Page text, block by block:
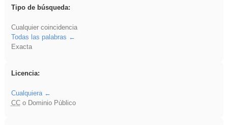
Tipo de búsqueda:
Cualquier coincidencia
Todas las palabras
Exacta
Licencia:
Cualquiera
CCo Dominio Público